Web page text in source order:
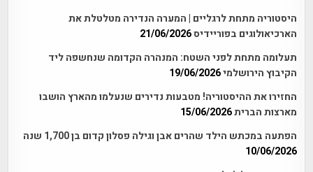
היסטוריה מתחת לרגליים | המערה הנדירה מטלטלת את
הארכיאולוגים בפוריידיס21/06/2026
תעלומה מתחת לפני השטח: המנהרה הקדומה שנחשפה ליד
הקיבוץ הירושלמי19/06/2026
החזירו את ההיסטוריה! מטבעות נדירים שנעלמו מהארץ הושבו
מארצות הברית15/06/2026
הפתעה במכתש הילד שהרים אבן וגילה פסלון קדום בן 1,700 שנה
10/06/2026